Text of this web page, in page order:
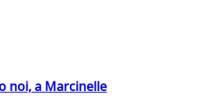
noi, a Marcinelle